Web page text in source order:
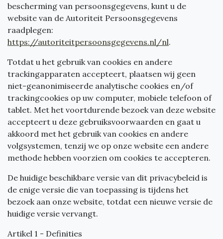
bescherming van persoonsgegevens, kunt u de
website van de Autoriteit Persoonsgegevens
raadplegen:
https://autoriteitpersoonsgegevens.nl/nl.
Totdat u het gebruik van cookies en andere
trackingapparaten accepteert, plaatsen wij geen
niet-geanonimiseerde analytische cookies en/of
trackingcookies op uw computer, mobiele telefoon of
tablet. Met het voortdurende bezoek van deze website
accepteert u deze gebruiksvoorwaarden en gaat u
akkoord met het gebruik van cookies en andere
volgsystemen, tenzij we op onze website een andere
methode hebben voorzien om cookies te accepteren.
De huidige beschikbare versie van dit privacybeleid is
de enige versie die van toepassing is tijdens het
bezoek aan onze website, totdat een nieuwe versie de
huidige versie vervangt.
Artikel 1 - Definities